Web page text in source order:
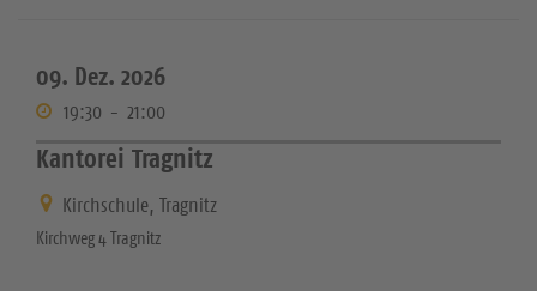
09. Dez. 2026
19:30 - 21:00
Kantorei Tragnitz
Kirchschule, Tragnitz
Kirchweg 4 Tragnitz